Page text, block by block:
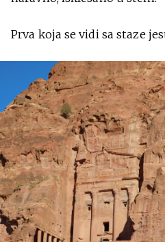
Prva koja se vidi sa staze